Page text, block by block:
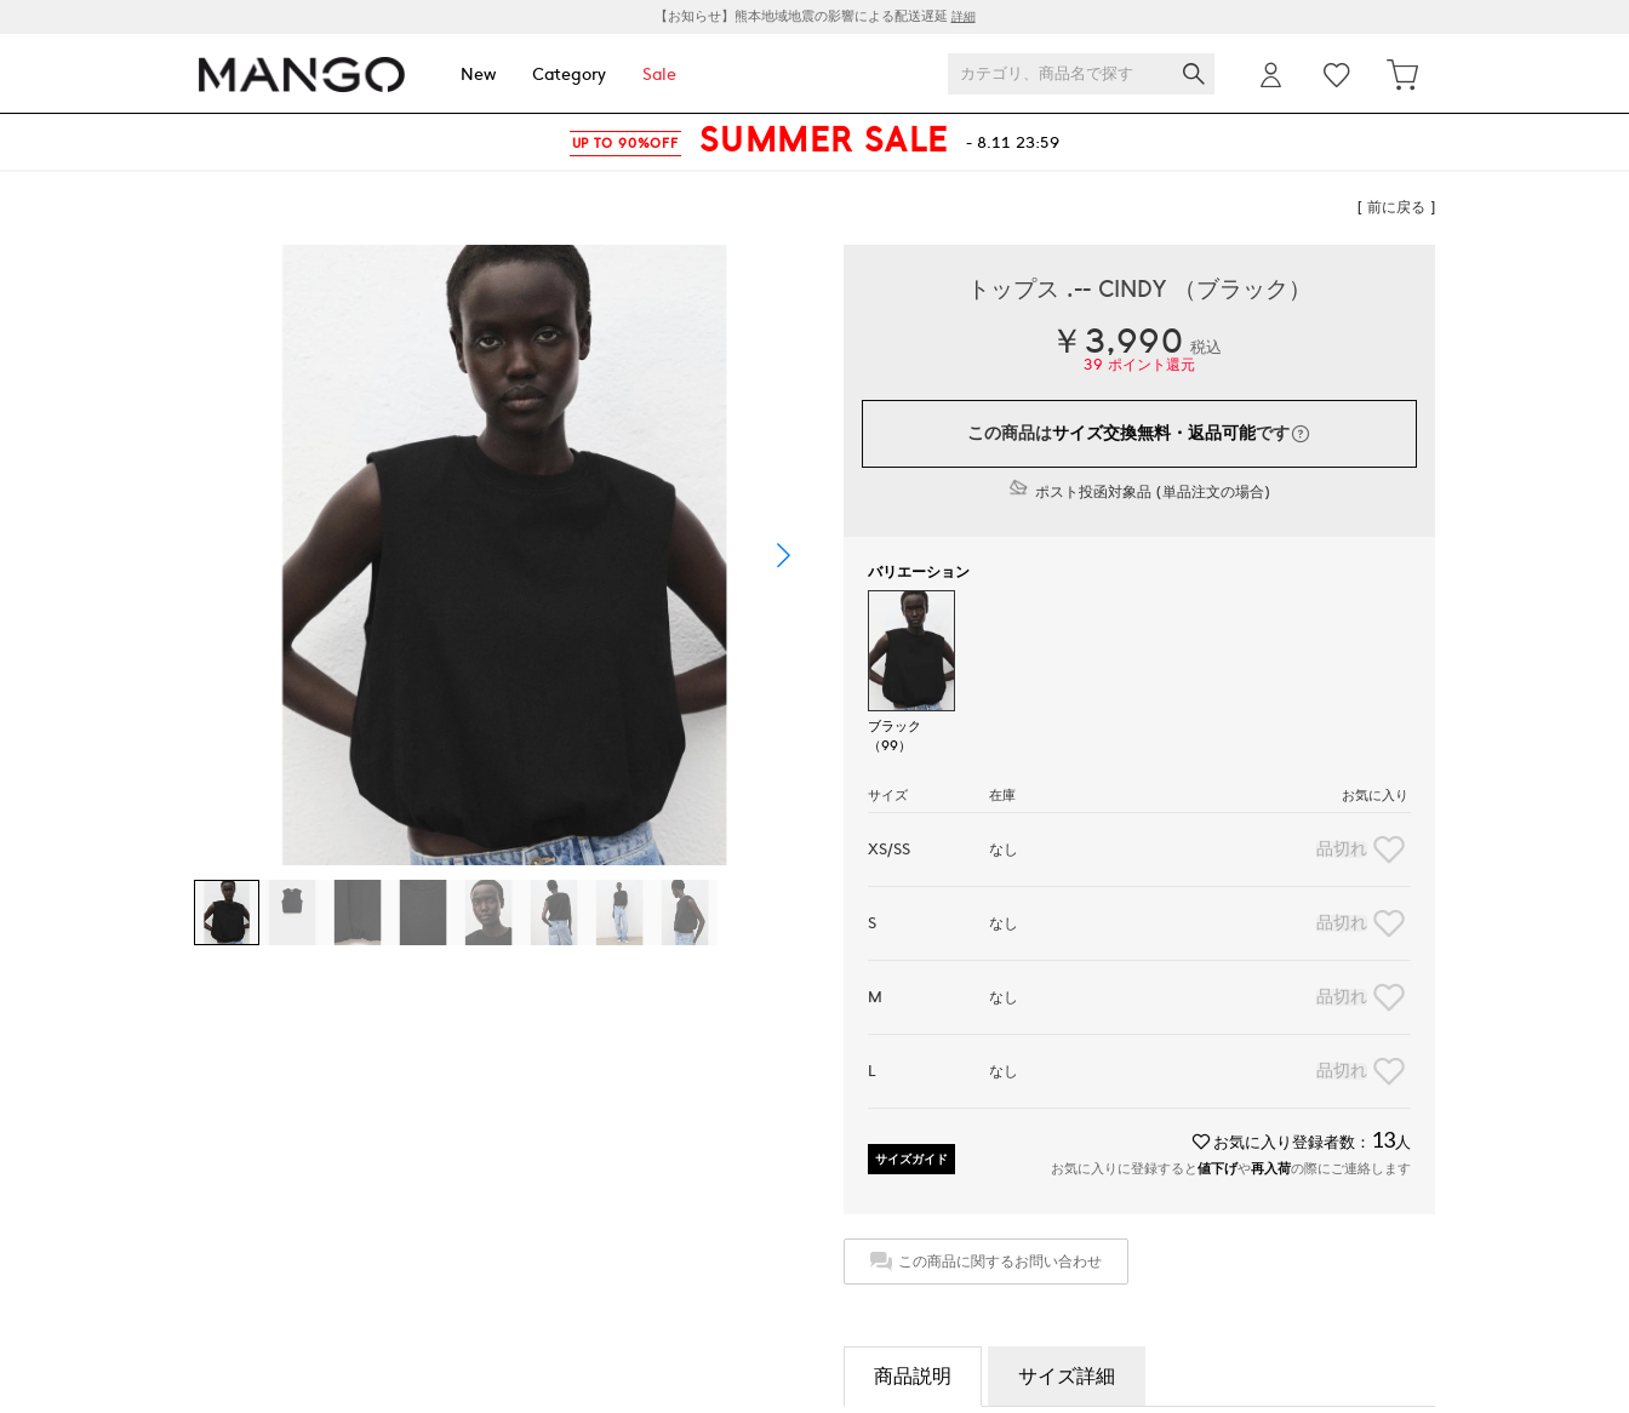
【お知らせ】熊本地域地震の影響による配送遅延 詳細
New Category Sale
UP TO 90%OFF SUMMER SALE - 8.11 23:59
[ 前に戻る ]
トップス .-- CINDY （ブラック）
￥3,990 税込
39 ポイント還元
この商品はサイズ交換無料・返品可能です
ポスト投函対象品 (単品注文の場合)
バリエーション
ブラック
（99）
サイズ 在庫 お気に入り
XS/SS なし 品切れ
S なし 品切れ
M なし 品切れ
L なし 品切れ
サイズガイド
お気に入り登録者数： 13 人
お気に入りに登録すると値下げや再入荷の際にご連絡します
この商品に関するお問い合わせ
商品説明 サイズ詳細